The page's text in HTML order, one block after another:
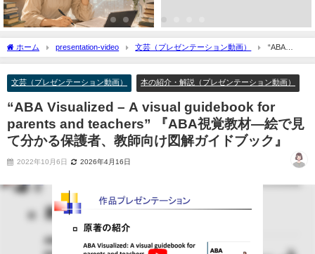
ホーム presentation-video 文芸（プレゼンテーション動画）
“ABA
Visualized – A visual guidebook for parents and teachers” 『ABA視覚教材―絵で見て分
文芸（プレゼンテーション動画）
本の紹介・解説（プレゼンテーション動画）
“ABA Visualized – A visual guidebook for
parents and teachers” 『ABA視覚教材―絵で見
て分かる保護者、教師向け図解ガイドブック』
2022年10月6日 2026年4月16日